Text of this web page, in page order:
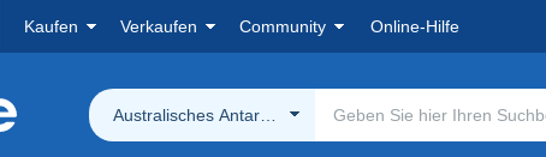
Kaufen Verkaufen Community Online-Hilfe
Australisches Antarktis-Territorium (AAT)